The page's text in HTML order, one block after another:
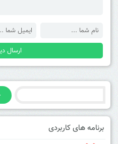
برنامه های کاربردی